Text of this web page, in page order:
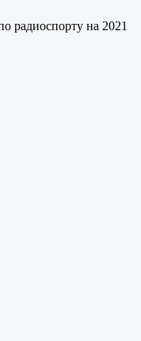
радиоспорту на 2021